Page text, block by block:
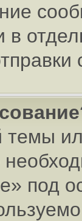
в
темы
под